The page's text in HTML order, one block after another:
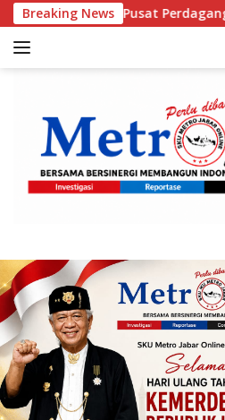
Langsung
ke
konten
Breaking News
Perdagangan Ternak Modern